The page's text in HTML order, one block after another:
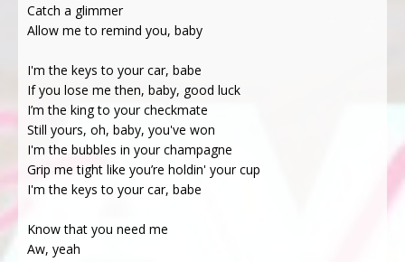
Catch a glimmer
Allow me to remind you, baby
I'm the keys to your car, babe
If you lose me then, baby, good luck
I’m the king to your checkmate
Still yours, oh, baby, you've won
I'm the bubbles in your champagne
Grip me tight like you’re holdin' your cup
I'm the keys to your car, babe
Know that you need me
Aw, yeah